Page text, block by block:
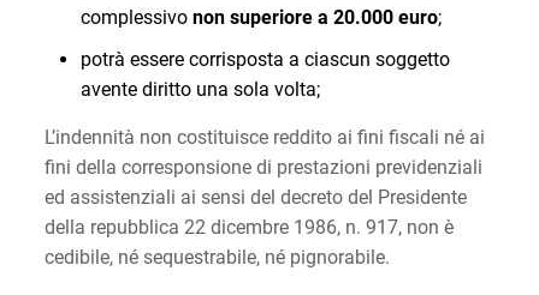
complessivo non superiore a 20.000 euro;
potrà essere corrisposta a ciascun soggetto
avente diritto una sola volta;
L’indennità non costituisce reddito ai fini fiscali né ai
fini della corresponsione di prestazioni previdenziali
ed assistenziali ai sensi del decreto del Presidente
della repubblica 22 dicembre 1986, n. 917, non è
cedibile, né sequestrabile, né pignorabile.